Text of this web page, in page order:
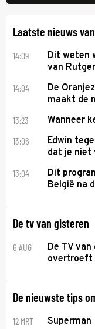
uithangt, totdat
Laatste nieuws
14:09
Dit weten
van
14:04
De
maakt de
13:23 Wanneer
13:06
Edwin
dat je niet
13:04
Dit
België na
De tv van gisteren
6 AUG
De TV
overtroeft
De nieuwste tips
12 MRT Superman